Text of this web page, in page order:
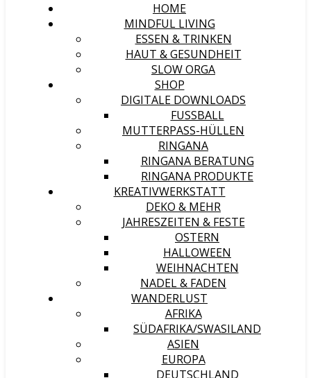
HOME
MINDFUL LIVING
ESSEN & TRINKEN
HAUT & GESUNDHEIT
SLOW ORGA
SHOP
DIGITALE DOWNLOADS
FUSSBALL
MUTTERPASS-HÜLLEN
RINGANA
RINGANA BERATUNG
RINGANA PRODUKTE
KREATIVWERKSTATT
DEKO & MEHR
JAHRESZEITEN & FESTE
OSTERN
HALLOWEEN
WEIHNACHTEN
NADEL & FADEN
WANDERLUST
AFRIKA
SÜDAFRIKA/SWASILAND
ASIEN
EUROPA
DEUTSCHLAND